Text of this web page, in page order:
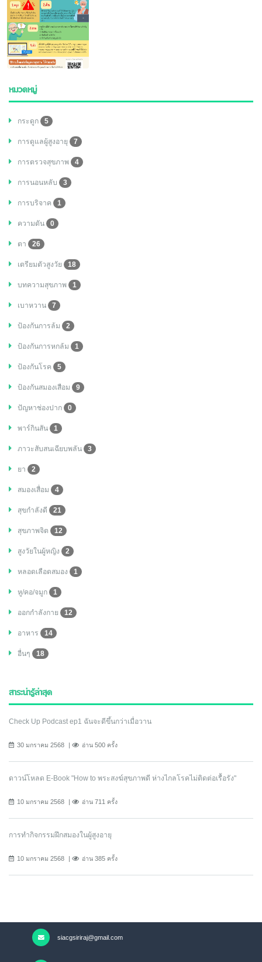
หมวดหมู่
กระดูก 5
การดูแลผู้สูงอายุ 7
การตรวจสุขภาพ 4
การนอนหลับ 3
การบริจาค 1
ความดัน 0
ตา 26
เตรียมตัวสูงวัย 18
บทความสุขภาพ 1
เบาหวาน 7
ป้องกันการล้ม 2
ป้องกันการหกล้ม 1
ป้องกันโรค 5
ป้องกันสมองเสือม 9
ปัญหาช่องปาก 0
พาร์กินสัน 1
ภาวะสับสนเฉียบพลัน 3
ยา 2
สมองเสื่อม 4
สุขกำลังดี 21
สุขภาพจิต 12
สูงวัยในผู้หญิง 2
หลอดเลือดสมอง 1
หู/คอ/จมูก 1
ออกกำลังกาย 12
อาหาร 14
อื่นๆ 18
สาระน่ารู้ล่าสุด
Check Up Podcast ep1 ฉันจะดีขึ้นกว่าเมื่อวาน
30 มกราคม 2568 อ่าน 500 ครั้ง
ดาวน์โหลด E-Book "How to พระสงฆ์สุขภาพดี ห่างไกลโรคไม่ติดต่อเรื้อรัง"
10 มกราคม 2568 อ่าน 711 ครั้ง
การทำกิจกรรมฝึกสมองในผู้สูงอายุ
10 มกราคม 2568 อ่าน 385 ครั้ง
siacgsiriraj@gmail.com